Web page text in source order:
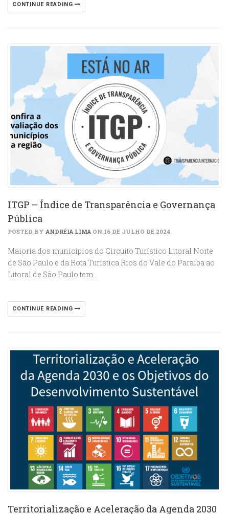
CONTINUE READING
ITGP – Índice de Transparência e Governança
Pública
POSTED BY ANDRÉIA LIMA ON 16 DE JULHO DE 2024
Maioria dos municípios do Circuito Turístico Litoral Norte
de São Paulo e da Rota Turística Rios do Vale do Paraíba ao
Litoral de São Paulo tem…
CONTINUE READING
Territorialização e Aceleração da Agenda 2030